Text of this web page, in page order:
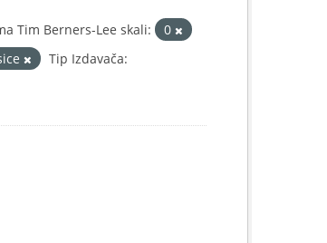
Tim Berners-Lee skali:
0
Tip Izdavača: